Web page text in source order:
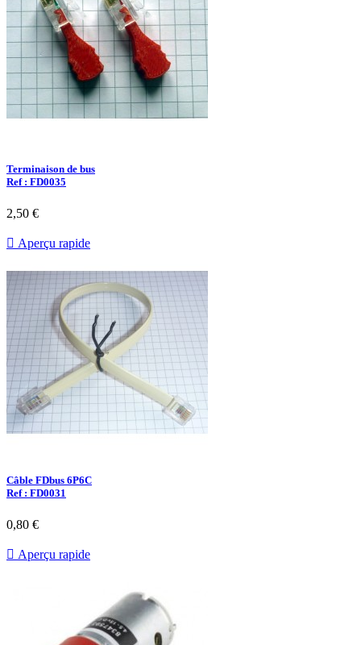
Terminaison de bus
Ref : FD0035
2,50 €
 Aperçu rapide
Câble FDbus 6P6C
Ref : FD0031
0,80 €
 Aperçu rapide